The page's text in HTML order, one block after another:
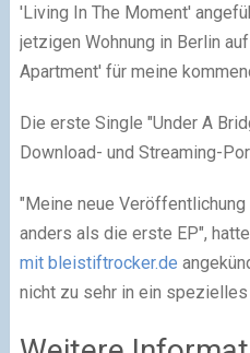
'Living In The Moment'
jetzigen Wohnung in Berlin
Apartment' für meine
Die erste Single "Under A
Download- und Streaming-
"Meine neue
anders als die erste EP",
mit bleistiftrocker.de
nicht zu sehr in ein spezielles